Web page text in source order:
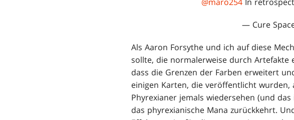
— Cure
Als Aaron Forsythe und ich auf diese
sollte, die normalerweise durch Artefakte
dass die Grenzen der Farben erweitert
einigen Karten, die veröffentlicht wurden,
Phyrexianer jemals wiedersehen (und
das phyrexianische Mana zurückkehrt.